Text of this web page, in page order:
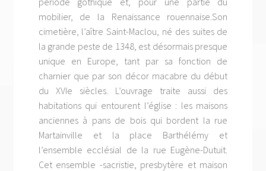
mobilier, de la Renaissance rouennaise.Son
cimetière, l’aître Saint-Maclou, né des suites de
la grande peste de 1348, est désormais presque
unique en Europe, tant par sa fonction de
charnier que par son décor macabre du début
du XVIe siècles. L’ouvrage traite aussi des
habitations qui entourent l’église : les maisons
anciennes à pans de bois qui bordent la rue
Martainville et la place Barthélémy et
l’ensemble ecclésial de la rue Eugène-Dutuit.
Cet ensemble -sacristie, presbytère et maison